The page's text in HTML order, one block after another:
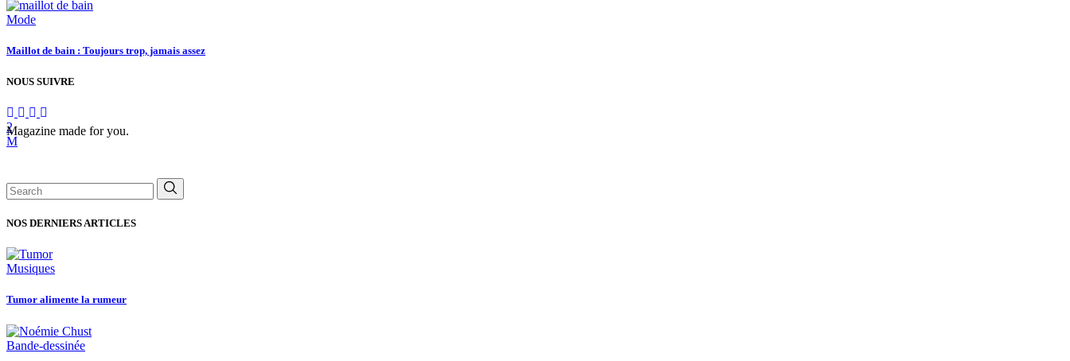
Mode
Maillot de bain : Toujours trop, jamais assez
NOUS SUIVRE
Magazine made for you.
Search
for:
NOS DERNIERS ARTICLES
Musiques
Tumor alimente la rumeur
Bande-dessinée